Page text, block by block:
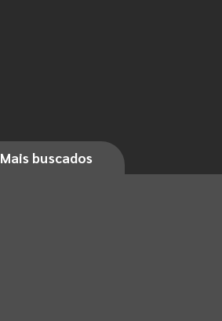
Mais buscados